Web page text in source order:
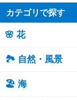
カテゴリで探す
🌸 花
🏞️ 自然・風景
🏖 海